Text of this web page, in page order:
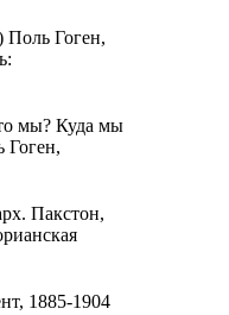
Поль Гоген,
мы? Куда мы
Гоген,
Пакстон,
1885-1904